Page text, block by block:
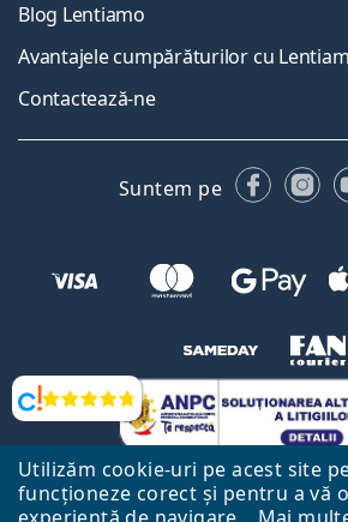
Utilizăm cookie-uri pe acest site
funcționeze corect și pentru a vă
Opinii
Blog Lentiamo
Avantajele cumpărăturilor cu
Contactează-ne
Suntem pe